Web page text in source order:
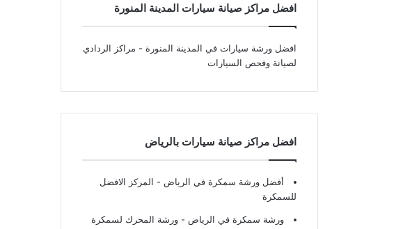
افضل مراكز صيانة سيارات المدينة المنورة
افضل ورشة سيارات في المدينة المنورة - مراكز الردادي
لصيانة وفحص السيارات
افضل مراكز صيانة سيارات بالرياض
أفضل ورشة سمكرة في الرياض - المركز الافضل
للسمكرة
ورشة سمكرة في الرياض - ورشة المحرك لسمكرة